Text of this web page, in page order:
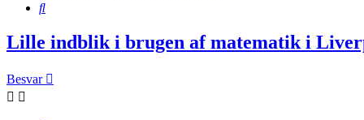
Søg
Lille indblik i brugen af matematik i
Besvar